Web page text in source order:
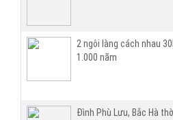
2 ngôi làng cách nhau
1.000 năm
Đình Phù Lưu, Bắc Hà